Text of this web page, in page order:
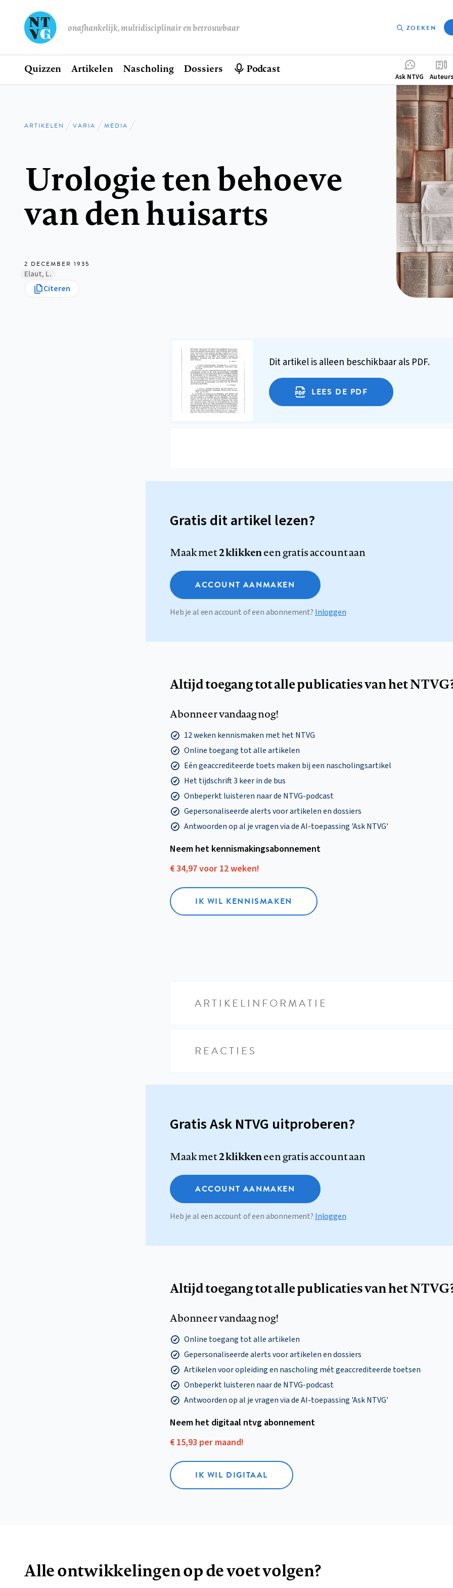
onafhankelijk, multidisciplinair en betrouwbaar ZOEKEN
Hoofdnavigatie
Home
Quizzen Artikelen Nascholing Dossiers Podcast
menu
Ask NTVG Auteurs
Kruimelpad
ARTIKELEN VARIA MEDIA
Urologie ten behoeve
van den huisarts
2 DECEMBER 1935
Elaut, L.
Citeren
Dit artikel is alleen beschikbaar als PDF.
LEES DE PDF
Gratis dit artikel lezen?
Maak met2 klikkeneen gratis account aan
ACCOUNT AANMAKEN
Heb je al een account of een abonnement? Inloggen
Altijd toegang tot alle publicaties van het
Abonneer vandaag nog!
12 weken kennismaken met het NTVG
Online toegang tot alle artikelen
Eén geaccrediteerde toets maken bij een nascholingsartikel
Het tijdschrift 3 keer in de bus
Onbeperkt luisteren naar de NTVG-podcast
Gepersonaliseerde alerts voor artikelen en dossiers
Antwoorden op al je vragen via de AI-toepassing 'Ask NTVG'
Neem het kennismakings­abonnement
€ 34,97 voor 12 weken!
IK WIL KENNISMAKEN
ARTIKELINFORMATIE
REACTIES
Gratis Ask NTVG uitproberen?
Maak met2 klikkeneen gratis account aan
ACCOUNT AANMAKEN
Heb je al een account of een abonnement? Inloggen
Altijd toegang tot alle publicaties van het
Abonneer vandaag nog!
Online toegang tot alle artikelen
Gepersonaliseerde alerts voor artikelen en dossiers
Artikelen voor opleiding en nascholing mét geaccrediteerde toetsen
Onbeperkt luisteren naar de NTVG-podcast
Antwoorden op al je vragen via de AI-toepassing 'Ask NTVG'
Neem het digitaal ntvg abonnement
€ 15,93 per maand!
IK WIL DIGITAAL
Alle ontwikkelingen op de voet volgen?